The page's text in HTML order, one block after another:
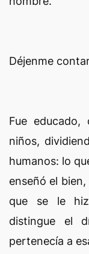
Déjenme
Fue
niños,
humanos: lo
enseñó el
que se le
distingue el
pertenecía a